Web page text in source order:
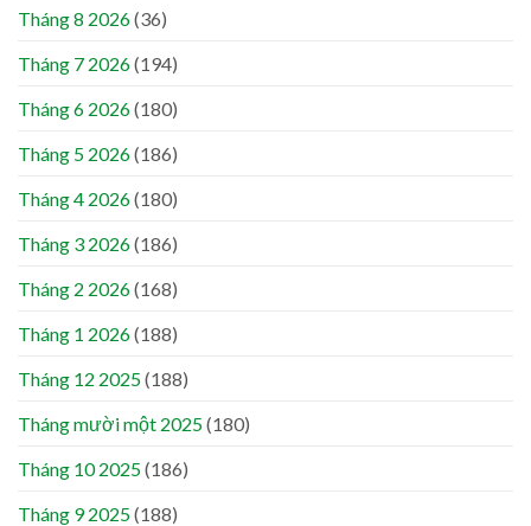
Tháng 8 2026(36)
Tháng 7 2026(194)
Tháng 6 2026(180)
Tháng 5 2026(186)
Tháng 4 2026(180)
Tháng 3 2026(186)
Tháng 2 2026(168)
Tháng 1 2026(188)
Tháng 12 2025(188)
Tháng mười một 2025(180)
Tháng 10 2025(186)
Tháng 9 2025(188)